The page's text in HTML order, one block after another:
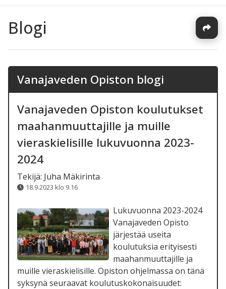
Blogi
Vanajaveden Opiston blogi
Vanajaveden Opiston koulutukset
maahanmuuttajille ja muille
vieraskielisille lukuvuonna 2023-
2024
Tekijä: Juha Mäkirinta
18.9.2023 klo 9.16
Lukuvuonna 2023-2024
Vanajaveden Opisto
järjestää useita
koulutuksia erityisesti
maahanmuuttajille ja
muille vieraskielisille. Opiston ohjelmassa on tänä
syksynä seuraavat koulutuskokonaisuudet: